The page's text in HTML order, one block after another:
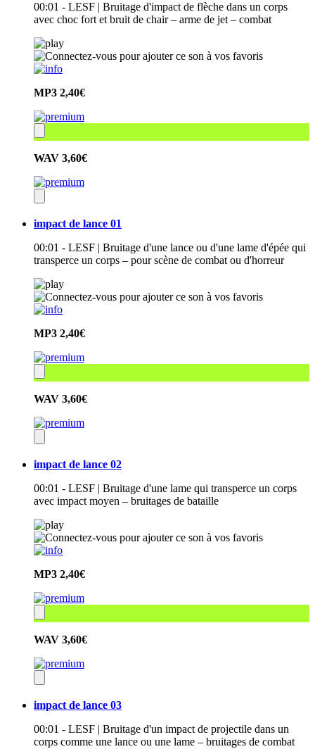
00:01 - LESF | Bruitage d'impact de flèche dans un corps
avec choc fort et bruit de chair – arme de jet – combat
MP3 2,40€
WAV 3,60€
impact de lance 01
00:01 - LESF | Bruitage d'une lance ou d'une lame d'épée qui
transperce un corps – pour scène de combat ou d'horreur
MP3 2,40€
WAV 3,60€
impact de lance 02
00:01 - LESF | Bruitage d'une lame qui transperce un corps
avec impact moyen – bruitages de bataille
MP3 2,40€
WAV 3,60€
impact de lance 03
00:01 - LESF | Bruitage d'un impact de projectile dans un
corps comme une lance ou une lame – bruitages de combat